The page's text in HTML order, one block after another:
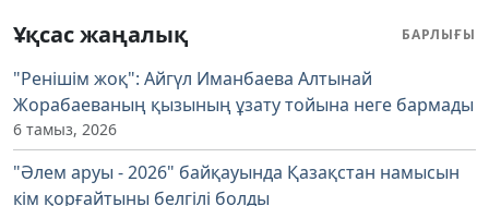
Ұқсас жаңалық БАРЛЫҒЫ
"Ренішім жоқ": Айгүл Иманбаева Алтынай
Жорабаеваның қызының ұзату тойына неге бармады
6 тамыз, 2026
"Әлем аруы - 2026" байқауында Қазақстан намысын
кім қорғайтыны белгілі болды